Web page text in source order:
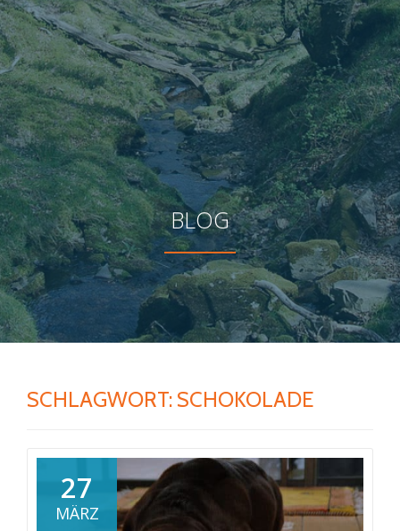
BLOG
SCHLAGWORT: SCHOKOLADE
27
MÄRZ